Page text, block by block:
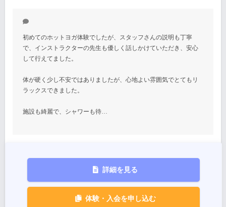
初めてのホットヨガ体験でしたが、スタッフさんの説明も丁寧
で、インストラクターの先生も優しく話しかけていただき、安心
して行えてました。
体が硬く少し不安ではありましたが、心地よい雰囲気でとてもリ
ラックスできました。
施設も綺麗で、シャワーも待…
詳細を見る
体験・入会を申し込む